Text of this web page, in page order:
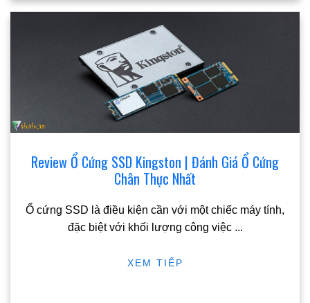
Review Ổ Cứng SSD Kingston | Đánh Giá Ổ Cứng
Chân Thực Nhất
Ổ cứng SSD là điều kiện cần với một chiếc máy tính,
đặc biệt với khối lượng công việc ...
XEM TIẾP